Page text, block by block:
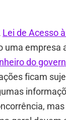
Lei de Acesso
uma empresa
do
ficam